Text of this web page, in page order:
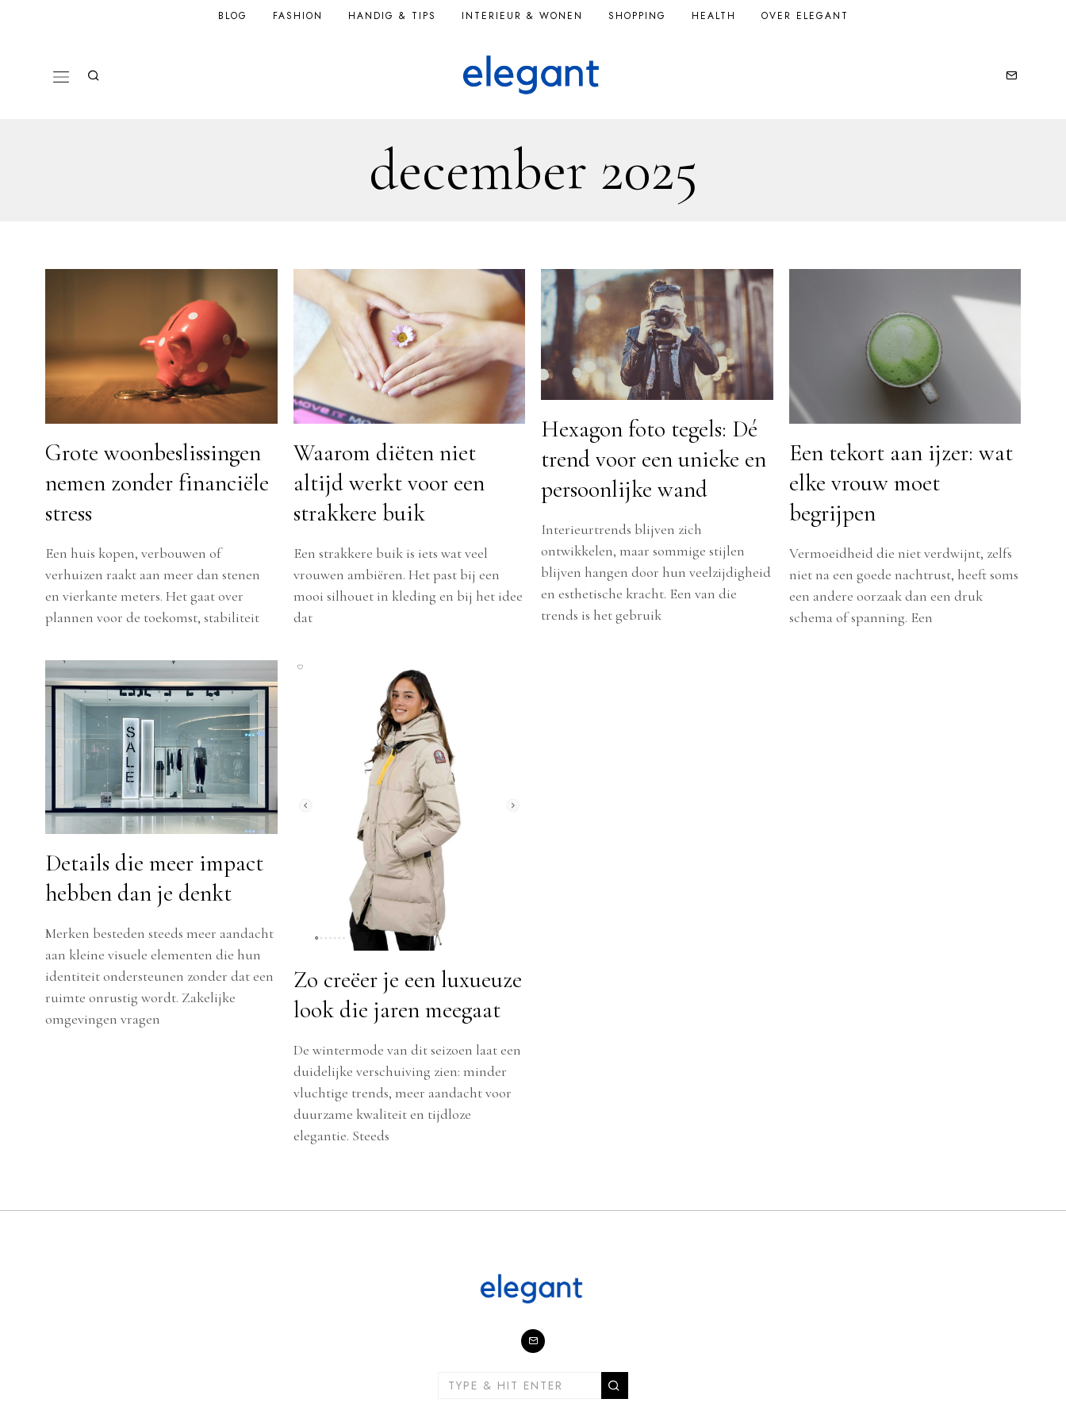
BLOG FASHION HANDIG & TIPS INTERIEUR & WONEN SHOPPING HEALTH OVER ELEGANT
december 2025
Grote woonbeslissingen
nemen zonder financiële
stress
Een huis kopen, verbouwen of
verhuizen raakt aan meer dan stenen
en vierkante meters. Het gaat over
plannen voor de toekomst, stabiliteit
Waarom diëten niet
altijd werkt voor een
strakkere buik
Een strakkere buik is iets wat veel
vrouwen ambiëren. Het past bij een
mooi silhouet in kleding en bij het idee
dat
Hexagon foto tegels: Dé
trend voor een unieke en
persoonlijke wand
Interieurtrends blijven zich
ontwikkelen, maar sommige stijlen
blijven hangen door hun veelzijdigheid
en esthetische kracht. Een van die
trends is het gebruik
Een tekort aan ijzer: wat
elke vrouw moet
begrijpen
Vermoeidheid die niet verdwijnt, zelfs
niet na een goede nachtrust, heeft soms
een andere oorzaak dan een druk
schema of spanning. Een
Details die meer impact
hebben dan je denkt
Merken besteden steeds meer aandacht
aan kleine visuele elementen die hun
identiteit ondersteunen zonder dat een
ruimte onrustig wordt. Zakelijke
omgevingen vragen
Zo creëer je een luxueuze
look die jaren meegaat
De wintermode van dit seizoen laat een
duidelijke verschuiving zien: minder
vluchtige trends, meer aandacht voor
duurzame kwaliteit en tijdloze
elegantie. Steeds